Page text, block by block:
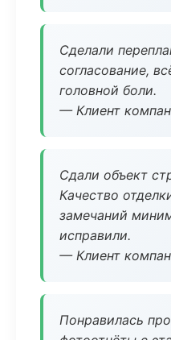
Сделали
согласование,
головной боли.
— Клиент
Сдали объект
Качество
замечаний
исправили.
— Клиент
Понравилась